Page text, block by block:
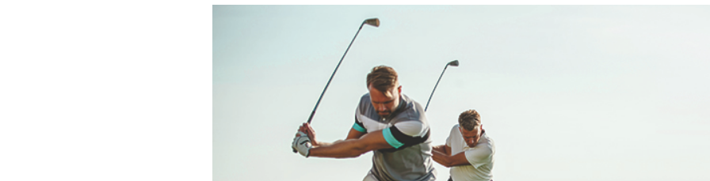
GOLFUDSTYR
LOGO GOLFBOLDE
EL-VOGNE
GOLFMAPS
BONUS OG PRISGARANTI
SOMMERKURSUS
TILMELDINGSBLANKET